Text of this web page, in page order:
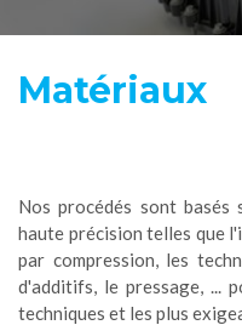
Matériaux
Nos procédés sont basés
haute précision telles que
par compression, les
d'additifs, le pressage, ...
techniques et les plus